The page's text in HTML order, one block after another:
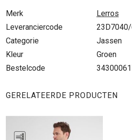
Merk
Lerros
Leveranciercode
Categorie
Jassen
Kleur
Groen
Bestelcode
GERELATEERDE PRODUCTEN